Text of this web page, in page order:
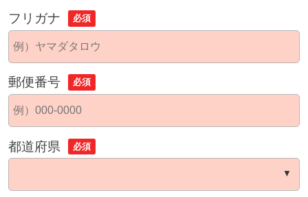
フリガナ 必須
郵便番号 必須
都道府県 必須